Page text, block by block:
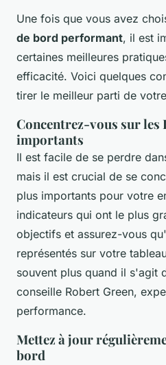
Une fois que vous avez
de bord performant, il est
certaines meilleures
efficacité. Voici quelques
tirer le meilleur parti de
Concentrez-vous sur les
importants
Il est facile de se perdre
mais il est crucial de se
plus importants pour votre
indicateurs qui ont le plus
objectifs et assurez-vous
représentés sur votre
souvent plus quand il s'agit
conseille Robert Green,
performance.
Mettez à jour
bord